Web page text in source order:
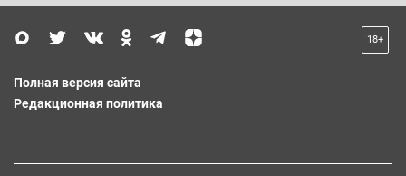
18+
Полная версия сайта
Редакционная политика